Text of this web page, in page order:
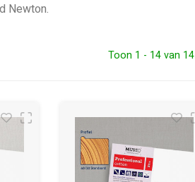
Newton.
Toon 1 - 14 van 14